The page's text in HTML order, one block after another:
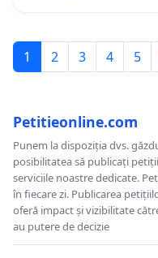
1 2 3 4 5
Petitieonline.com
Punem la dispoziția dvs.
posibilitatea să publicați
serviciile noastre dedicate.
în fiecare zi. Publicarea
oferă impact și vizibilitate
au putere de decizie